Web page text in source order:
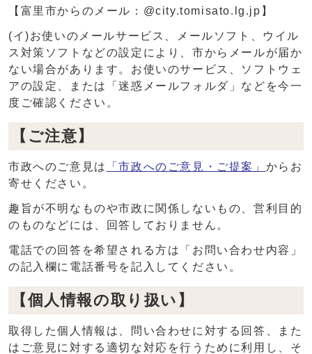
【富里市からのメール：@city.tomisato.lg.jp】
(イ)お使いのメールサービス、メールソフト、ウイル
ス対策ソフトなどの設定により、市からメールが届か
ない場合があります。お使いのサービス、ソフトウェ
アの設定、または「迷惑メールフォルダ」などを今一
度ご確認ください。
【ご注意】
市政へのご意見は 「市政へのご意見・ご提案」 からお
寄せください。
趣旨が不明なものや市政に関係しないもの、営利目的
のものなどには、回答しておりません。
電話での回答を希望される方は「お問い合わせ内容」
の記入欄に電話番号を記入してください。
【個人情報の取り扱い】
取得した個人情報は、問い合わせに対する回答、また
はご意見に対する適切な対応を行うために利用し、そ